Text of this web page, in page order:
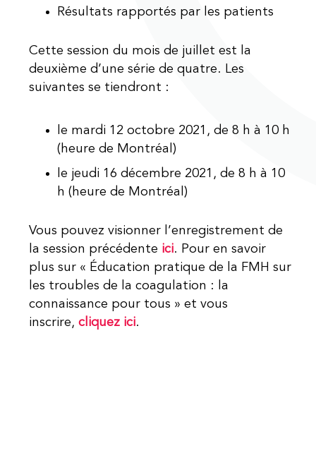
Résultats rapportés par les patients
Cette session du mois de juillet est la
deuxième d’une série de quatre. Les
suivantes se tiendront :
le mardi 12 octobre 2021, de 8 h à 10 h
(heure de Montréal)
le jeudi 16 décembre 2021, de 8 h à 10
h (heure de Montréal)
Vous pouvez visionner l’enregistrement de
la session précédente ici. Pour en savoir
plus sur « Éducation pratique de la FMH sur
les troubles de la coagulation : la
connaissance pour tous » et vous
inscrire,cliquez ici.